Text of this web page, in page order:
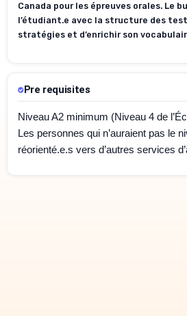
Canada pour les épreuves orales. Le
l’étudiant.e avec la structure des
stratégies et d’enrichir son
Pre requisites
Niveau A2 minimum (Niveau 4 de
Les personnes qui n’auraient pas le
réorienté.e.s vers d’autres services